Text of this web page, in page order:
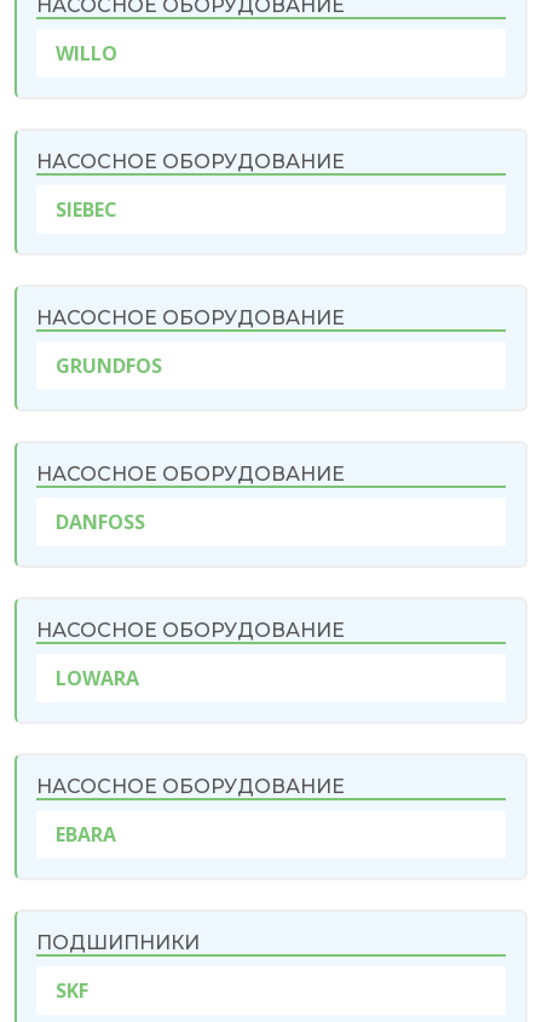
НАСОСНОЕ ОБОРУДОВАНИЕ
WILLO
НАСОСНОЕ ОБОРУДОВАНИЕ
SIEBEC
НАСОСНОЕ ОБОРУДОВАНИЕ
GRUNDFOS
НАСОСНОЕ ОБОРУДОВАНИЕ
DANFOSS
НАСОСНОЕ ОБОРУДОВАНИЕ
LOWARA
НАСОСНОЕ ОБОРУДОВАНИЕ
EBARA
ПОДШИПНИКИ
SKF